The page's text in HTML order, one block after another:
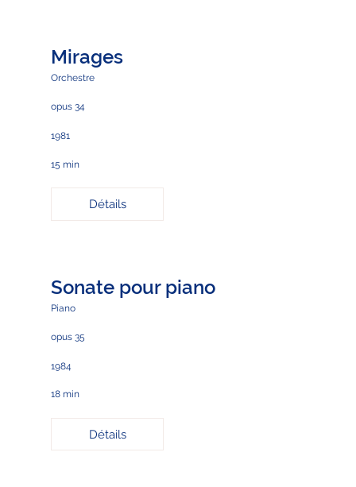
Mirages
Orchestre
opus 34
1981
15 min
Détails
Sonate pour piano
Piano
opus 35
1984
18 min
Détails